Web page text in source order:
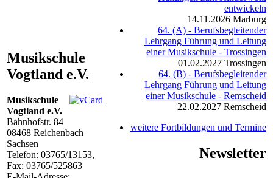
Musikschule
Vogtland e.V.
Musikschule
Vogtland e.V.
Bahnhofstr. 84
08468 Reichenbach
Sachsen
Telefon: 03765/13153,
Fax: 03765/525863
entwickeln
14.11.2026 Marburg
64. (A) - Berufsbegleitender
Lehrgang Führung und Leitung
einer Musikschule - Trossingen
01.02.2027 Trossingen
64. (B) - Berufsbegleitender
Lehrgang Führung und Leitung
einer Musikschule - Remscheid
22.02.2027 Remscheid
weitere Fortbildungen und Termine
Newsletter